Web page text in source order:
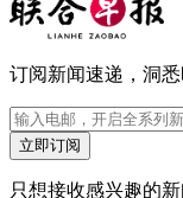
订阅新闻速递，洞悉
立即订阅
只想接收感兴趣的